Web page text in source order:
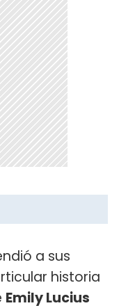
a sus
historia
Emily Lucius